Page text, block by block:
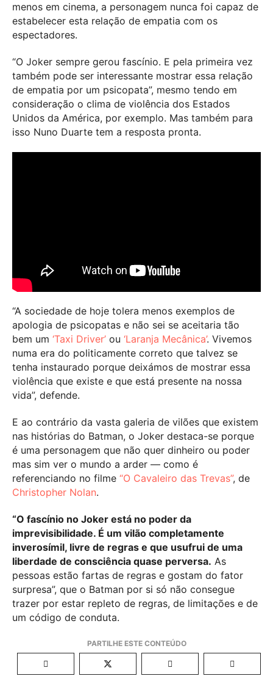
menos em cinema, a personagem nunca foi capaz de
estabelecer esta relação de empatia com os
espectadores.
“O Joker sempre gerou fascínio. E pela primeira vez
também pode ser interessante mostrar essa relação
de empatia por um psicopata”, mesmo tendo em
consideração o clima de violência dos Estados
Unidos da América, por exemplo. Mas também para
isso Nuno Duarte tem a resposta pronta.
“A sociedade de hoje tolera menos exemplos de
apologia de psicopatas e não sei se aceitaria tão
bem um ‘Taxi Driver’ ou ‘Laranja Mecânica’. Vivemos
numa era do politicamente correto que talvez se
tenha instaurado porque deixámos de mostrar essa
violência que existe e que está presente na nossa
vida”, defende.
E ao contrário da vasta galeria de vilões que existem
nas histórias do Batman, o Joker destaca-se porque
é uma personagem que não quer dinheiro ou poder
mas sim ver o mundo a arder — como é
referenciando no filme “O Cavaleiro das Trevas”, de
Christopher Nolan.
“O fascínio no Joker está no poder da
imprevisibilidade. É um vilão completamente
inverosímil, livre de regras e que usufrui de uma
liberdade de consciência quase perversa. As
pessoas estão fartas de regras e gostam do fator
surpresa”, que o Batman por si só não consegue
trazer por estar repleto de regras, de limitações e de
um código de conduta.